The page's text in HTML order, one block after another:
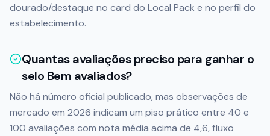
dourado/destaque no card do Local Pack e no perfil do
estabelecimento.
Quantas avaliações preciso para ganhar o
selo Bem avaliados?
Não há número oficial publicado, mas observações de
mercado em 2026 indicam um piso prático entre 40 e
100 avaliações com nota média acima de 4,6, fluxo